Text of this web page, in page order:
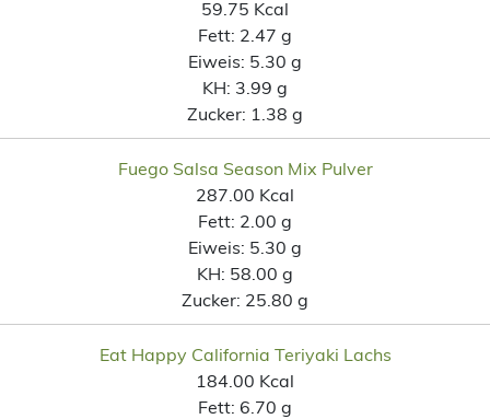
59.75 Kcal
Fett: 2.47 g
Eiweis: 5.30 g
KH: 3.99 g
Zucker: 1.38 g
Fuego Salsa Season Mix Pulver
287.00 Kcal
Fett: 2.00 g
Eiweis: 5.30 g
KH: 58.00 g
Zucker: 25.80 g
Eat Happy California Teriyaki Lachs
184.00 Kcal
Fett: 6.70 g